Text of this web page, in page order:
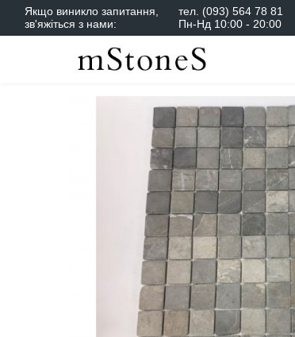
Якщо виникло запитання,
зв'яжіться з нами:
тел. (093) 564 78 81
Пн-Нд 10:00 - 20:00